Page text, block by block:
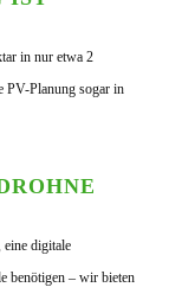
in nur etwa 2
PV-Planung sogar in
eine digitale
benötigen – wir bieten